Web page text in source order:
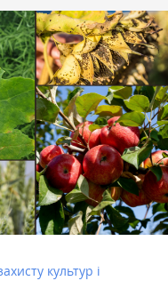
культур і